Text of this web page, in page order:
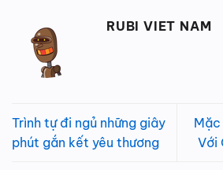
RUBI VIET NAM
Trình tự đi ngủ những giây
phút gắn kết yêu thương
Với